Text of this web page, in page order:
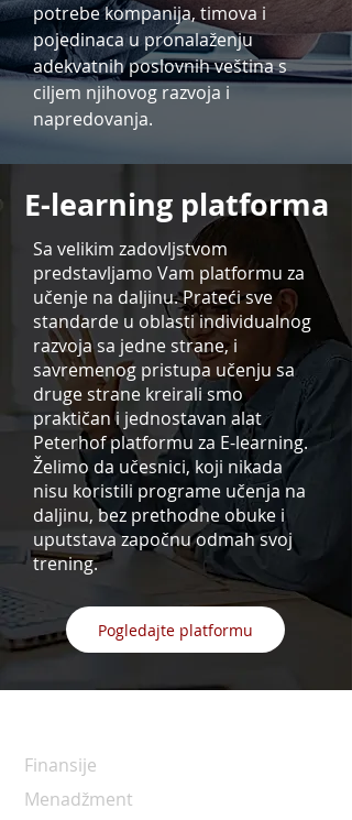
potrebe kompanija, timova i
pojedinaca u pronalaženju
adekvatnih poslovnih veština s
ciljem njihovog razvoja i
napredovanja.
E-learning platforma
Sa velikim zadovljstvom
predstavljamo Vam platformu za
učenje na daljinu. Prateći sve
standarde u oblasti individualnog
razvoja sa jedne strane, i
savremenog pristupa učenju sa
druge strane kreirali smo
praktičan i jednostavan alat
Peterhof platformu za E-learning.
Želimo da učesnici, koji nikada
nisu koristili programe učenja na
daljinu, bez prethodne obuke i
uputstava započnu odmah svoj
trening.
Pogledajte platformu
Finansije
Menadžment